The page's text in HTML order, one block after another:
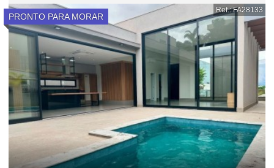
PRONTO PARA MORAR
Ref.: FA28133